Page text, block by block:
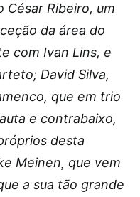
César Ribeiro, um
da área do
com Ivan Lins, e
David Silva,
que em trio
e contrabaixo,
desta
Meinen¸ que vem
a sua tão grande